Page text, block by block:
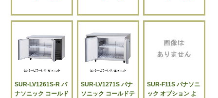
SUR-LV1261S-R パ
ナソニック コールド
SUR-LV1271S パナ
ソニック コールドテ
SUR-F11S パナソニ
ック オプション よ